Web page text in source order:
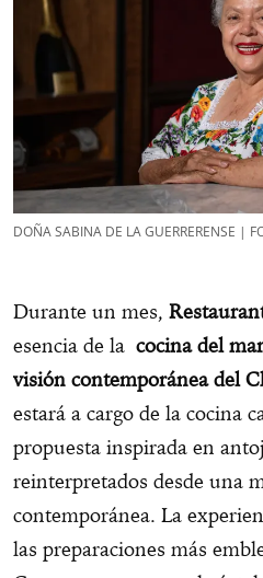
DOÑA SABINA DE LA GUERRERENSE |
Durante un mes,
esencia de la cocina del
visión contemporánea del
estará a cargo de la cocina
propuesta inspirada en
reinterpretados desde una
contemporánea. La
las preparaciones más